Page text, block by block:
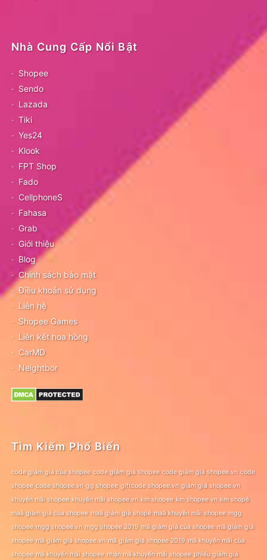
Nhà Cung Cấp Nổi Bật
Shopee
Sendo
Lazada
Tiki
Yes24
Klook
FPT Shop
Fado
CellphoneS
Fahasa
Grab
Giới thiệu
Blog
Chính sách bảo mật
Điều khoản sử dụng
Liên hệ
Shopee Games
Liên kết hoa hồng
CarMD
Neightbor
Tìm Kiếm Phổ Biến
code giảm giá của shopee code giảm giá shopee code giảm giá shopee.vn code
shopee code shopee.vn gg shopee giftcode shopee.vn giảm giá shopee.vn
khuyến mãi shopee khuyến mãi shopee.vn km shopee km shopee vn km shopê
maã giảm giá của shopee maã giảm giá shopê maã khuyến mãi shopee mgg
shopee mgg shopee.vn mgg shopee 2019 mã giảm giá của shopee mã giảm giá
shopee mã giảm giá shopee.vn mã giảm giá shopee 2019 mã khuyến mãi của
shopee mã khuyến mãi shopee nhận mã khuyến mãi shopee phiếu giảm giá